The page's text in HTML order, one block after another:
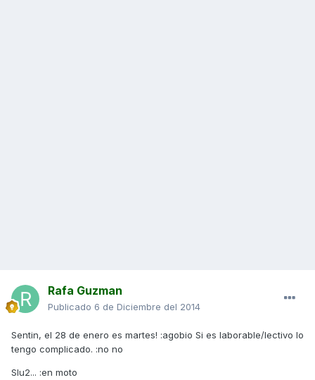
Rafa Guzman
Publicado 6 de Diciembre del 2014
Sentin, el 28 de enero es martes! :agobio Si es laborable/lectivo lo
tengo complicado. :no no
Slu2... :en moto